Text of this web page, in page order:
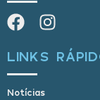
LINKS
Notícias